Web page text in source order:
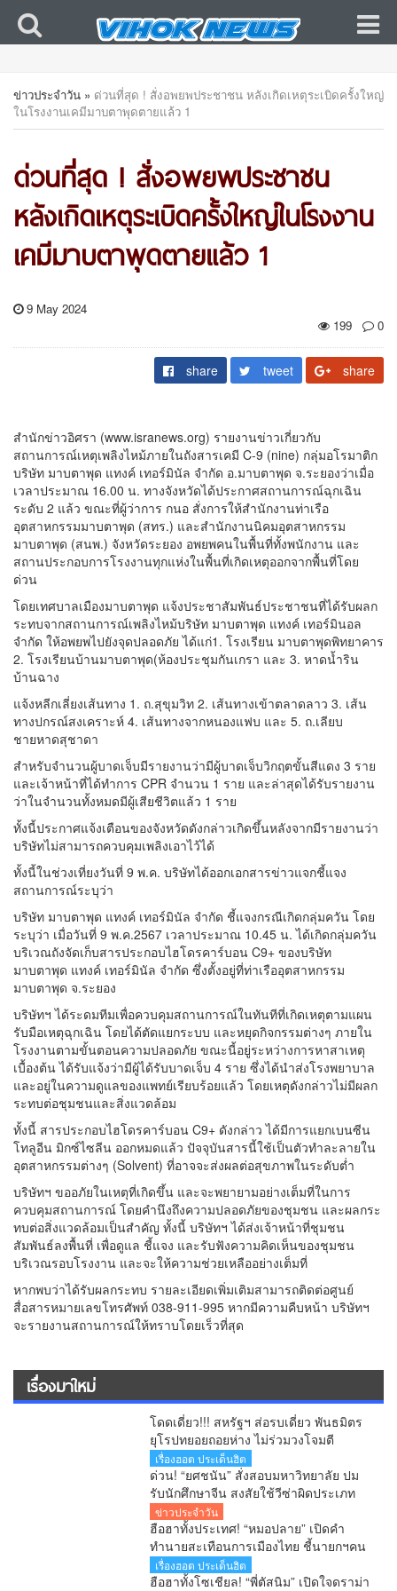
ข่าวประจำวัน » ด่วนที่สุด ! สั่งอพยพประชาชน หลังเกิดเหตุระเบิดครั้งใหญ่
ในโรงงานเคมีมาบตาพุดตายแล้ว 1
ด่วนที่สุด ! สั่งอพยพประชาชน
หลังเกิดเหตุระเบิดครั้งใหญ่ในโรงงาน
เคมีมาบตาพุดตายแล้ว 1
9 May 2024
199
0
share tweet share
สำนักข่าวอิศรา (www.isranews.org) รายงานข่าวเกี่ยวกับ
สถานการณ์เหตุเพลิงไหม้ภายในถังสารเคมี C-9 (nine) กลุ่มอโรมาติก
บริษัท มาบตาพุด แทงค์ เทอร์มินัล จำกัด อ.มาบตาพุด จ.ระยองว่าเมื่อ
เวลาประมาณ 16.00 น. ทางจังหวัดได้ประกาศสถานการณ์ฉุกเฉิน
ระดับ 2 แล้ว ขณะที่ผู้ว่าการ กนอ สั่งการให้สำนักงานท่าเรือ
อุตสาหกรรมมาบตาพุด (สทร.) และสำนักงานนิคมอุตสาหกรรม
มาบตาพุด (สนพ.) จังหวัดระยอง อพยพคนในพื้นที่ทั้งพนักงาน และ
สถานประกอบการโรงงานทุกแห่งในพื้นที่เกิดเหตุออกจากพื้นที่โดย
ด่วน
โดยเทศบาลเมืองมาบตาพุด แจ้งประชาสัมพันธ์ประชาชนที่ได้รับผลก
ระทบจากสถานการณ์เพลิงไหม้บริษัท มาบตาพุด แทงค์ เทอร์มินอล
จำกัด ให้อพยพไปยังจุดปลอดภัย ได้แก่1. โรงเรียน มาบตาพุดพิทยาคาร
2. โรงเรียนบ้านมาบตาพุด(ห้องประชุมกันเกรา และ 3. หาดน้ำริน
บ้านฉาง
แจ้งหลีกเลี่ยงเส้นทาง 1. ถ.สุขุมวิท 2. เส้นทางเข้าตลาดลาว 3. เส้น
ทางปกรณ์สงเคราะห์ 4. เส้นทางจากหนองแฟบ และ 5. ถ.เลียบ
ชายหาดสุชาดา
สำหรับจำนวนผู้บาดเจ็บมีรายงานว่ามีผู้บาดเจ็บวิกฤตขั้นสีแดง 3 ราย
และเจ้าหน้าที่ได้ทำการ CPR จำนวน 1 ราย และล่าสุดได้รับรายงาน
ว่าในจำนวนทั้งหมดมีผู้เสียชีวิตแล้ว 1 ราย
ทั้งนี้ประกาศแจ้งเตือนของจังหวัดดังกล่าวเกิดขึ้นหลังจากมีรายงานว่า
บริษัทไม่สามารถควบคุมเพลิงเอาไว้ได้
ทั้งนี้ในช่วงเที่ยงวันที่ 9 พ.ค. บริษัทได้ออกเอกสารข่าวแจกชี้แจง
สถานการณ์ระบุว่า
บริษัท มาบตาพุด แทงค์ เทอร์มินัล จำกัด ชี้แจงกรณีเกิดกลุ่มควัน โดย
ระบุว่า เมื่อวันที่ 9 พ.ค.2567 เวลาประมาณ 10.45 น. ได้เกิดกลุ่มควัน
บริเวณถังจัดเก็บสารประกอบไฮโดรคาร์บอน C9+ ของบริษัท
มาบตาพุด แทงค์ เทอร์มินัล จำกัด ซึ่งตั้งอยู่ที่ท่าเรืออุตสาหกรรม
มาบตาพุด จ.ระยอง
บริษัทฯ ได้ระดมทีมเพื่อควบคุมสถานการณ์ในทันทีที่เกิดเหตุตามแผน
รับมือเหตุฉุกเฉิน โดยได้ตัดแยกระบบ และหยุดกิจกรรมต่างๆ ภายใน
โรงงานตามขั้นตอนความปลอดภัย ขณะนี้อยู่ระหว่างการหาสาเหตุ
เบื้องต้น ได้รับแจ้งว่ามีผู้ได้รับบาดเจ็บ 4 ราย ซึ่งได้นำส่งโรงพยาบาล
และอยู่ในความดูแลของแพทย์เรียบร้อยแล้ว โดยเหตุดังกล่าวไม่มีผลก
ระทบต่อชุมชนและสิ่งแวดล้อม
ทั้งนี้ สารประกอบไฮโดรคาร์บอน C9+ ดังกล่าว ได้มีการแยกเบนซีน
โทลูอีน มิกซ์ไซลีน ออกหมดแล้ว ปัจจุบันสารนี้ใช้เป็นตัวทำละลายใน
อุตสาหกรรมต่างๆ (Solvent) ที่อาจจะส่งผลต่อสุขภาพในระดับต่ำ
บริษัทฯ ขออภัยในเหตุที่เกิดขึ้น และจะพยายามอย่างเต็มที่ในการ
ควบคุมสถานการณ์ โดยคำนึงถึงความปลอดภัยของชุมชน และผลกระ
ทบต่อสิ่งแวดล้อมเป็นสำคัญ ทั้งนี้ บริษัทฯ ได้ส่งเจ้าหน้าที่ชุมชน
สัมพันธ์ลงพื้นที่ เพื่อดูแล ชี้แจง และรับฟังความคิดเห็นของชุมชน
บริเวณรอบโรงงาน และจะให้ความช่วยเหลืออย่างเต็มที่
หากพบว่าได้รับผลกระทบ รายละเอียดเพิ่มเติมสามารถติดต่อศูนย์
สื่อสารหมายเลขโทรศัพท์ 038-911-995 หากมีความคืบหน้า บริษัทฯ
จะรายงานสถานการณ์ให้ทราบโดยเร็วที่สุด
เรื่องมาใหม่
โดดเดี่ยว!!! สหรัฐฯ ส่อรบเดี่ยว พันธมิตร
ยุโรปทยอยถอยห่าง ไม่ร่วมวงโจมตี
อิหร่าน
เรื่องฮอต ประเด็นฮิต
ด่วน! “ยศชนัน” สั่งสอบมหาวิทยาลัย ปม
รับนักศึกษาจีน สงสัยใช้วีซ่าผิดประเภท
ลั่นพบจะเอาผิด
ข่าวประจำวัน
ฮือฮาทั้งประเทศ! “หมอปลาย” เปิดคำ
ทำนายสะเทือนการเมืองไทย ชี้นายกฯคน
ใหม่ หนุ่มหน้าใหม่ พรรคใหม่ โปรไฟล์
แกร่ง แบ็กแน่น ท่านยมบอก
เรื่องฮอต ประเด็นฮิต
ฮือฮาทั้งโซเชียล! “พี่ตัสนิม” เปิดใจดราม่า